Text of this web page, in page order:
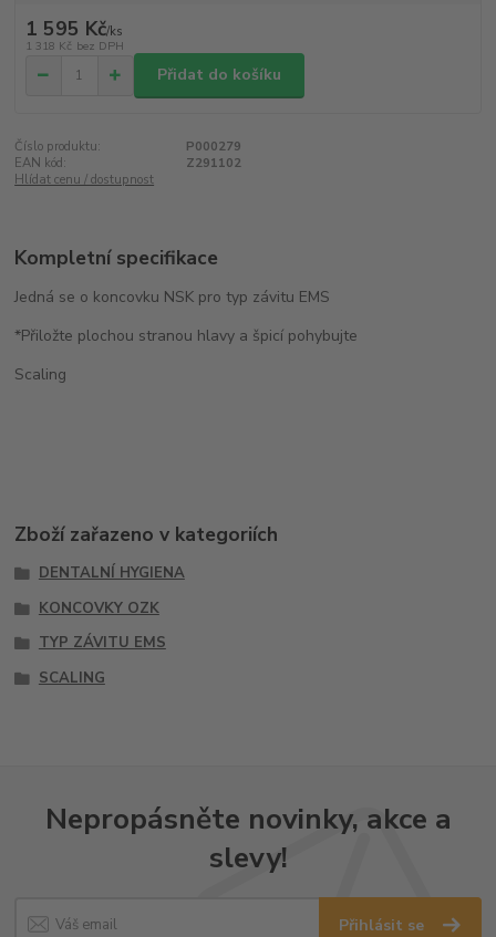
1 595 Kč/ks
1 318 Kč bez DPH
Přidat do košíku
Číslo produktu:
P000279
EAN kód:
Z291102
Hlídat cenu / dostupnost
Kompletní specifikace
Jedná se o koncovku NSK pro typ závitu EMS
*Přiložte plochou stranou hlavy a špicí pohybujte
Scaling
Zboží zařazeno v kategoriích
DENTALNÍ HYGIENA
KONCOVKY OZK
TYP ZÁVITU EMS
SCALING
Nepropásněte novinky, akce a
slevy!
Přihlásit se